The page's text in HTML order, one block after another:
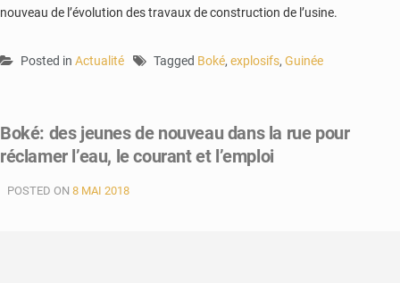
nouveau de l’évolution des travaux de construction de l’usine.
Posted in Actualité Tagged Boké, explosifs, Guinée
Boké: des jeunes de nouveau dans la rue pour
réclamer l’eau, le courant et l’emploi
POSTED ON 8 MAI 2018